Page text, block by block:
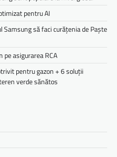
pentru AI
Samsung să faci curățenia de Paște
asigurarea RCA
pentru gazon + 6 soluții
verde sănătos